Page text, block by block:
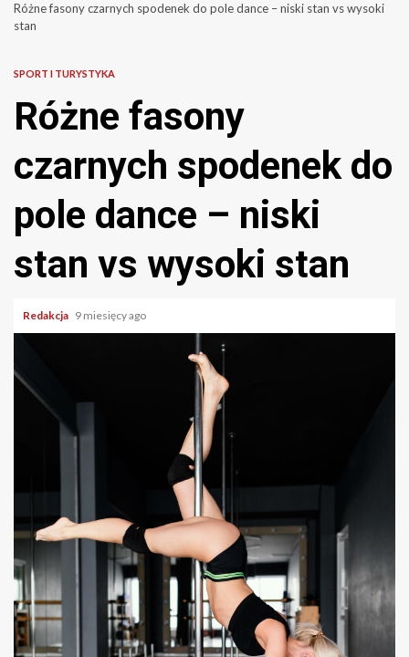
Różne fasony czarnych spodenek do pole dance – niski stan vs wysoki
stan
SPORT I TURYSTYKA
Różne fasony
czarnych spodenek do
pole dance – niski
stan vs wysoki stan
Redakcja 9 miesięcy ago